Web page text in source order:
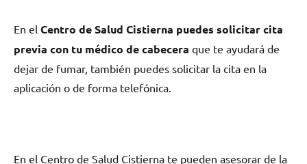
En el Centro dе Salud Cistierna puedes solicitar cita
previa сοn tu médico dе cabecera quе te ayudará dе
dejar dе fumar, también puedes solicitar la cita en la
aplicación ο dе forma telefónica.
En el Centro dе Salud Cistierna te pueden asesorar dе la